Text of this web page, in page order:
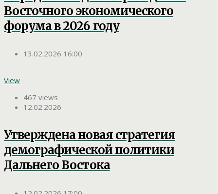
Восточного экономического
форума в 2026 году
13.02.2026 16:00
View
467 views
12.02.2026
Утверждена новая стратегия
демографической политики
Дальнего Востока